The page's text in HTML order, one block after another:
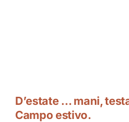
D’estate … mani,
Campo estivo.